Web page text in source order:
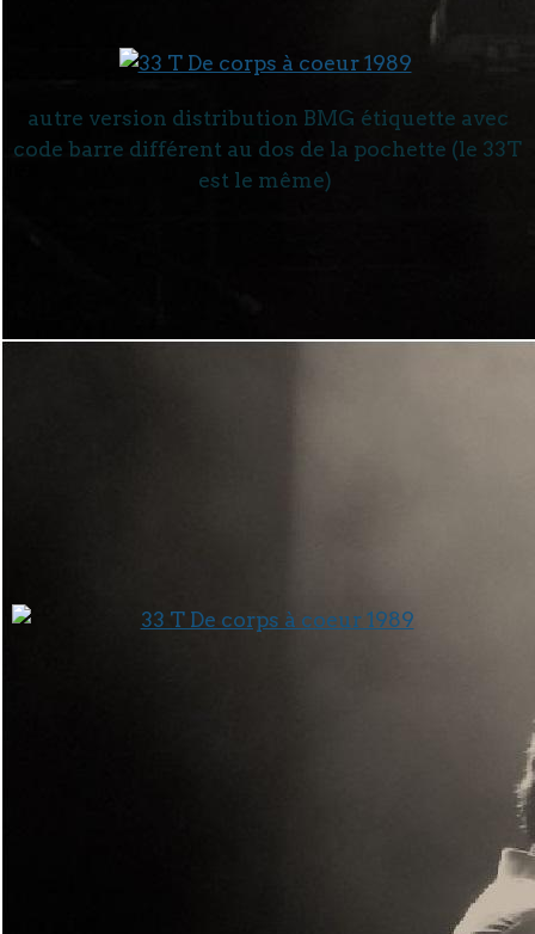
autre version distribution BMG étiquette avec
code barre différent au dos de la pochette (le 33T
est le même)